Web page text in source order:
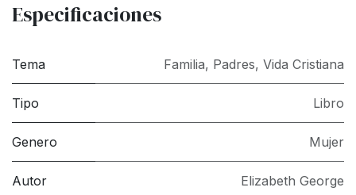
Especificaciones
Tema Familia, Padres, Vida Cristiana
Tipo Libro
Genero Mujer
Autor Elizabeth George